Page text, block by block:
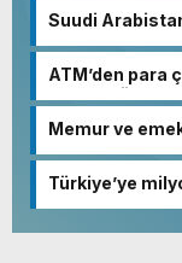
Suudi
ATM’den para
Sayılar
Memur ve
Türkiye’ye